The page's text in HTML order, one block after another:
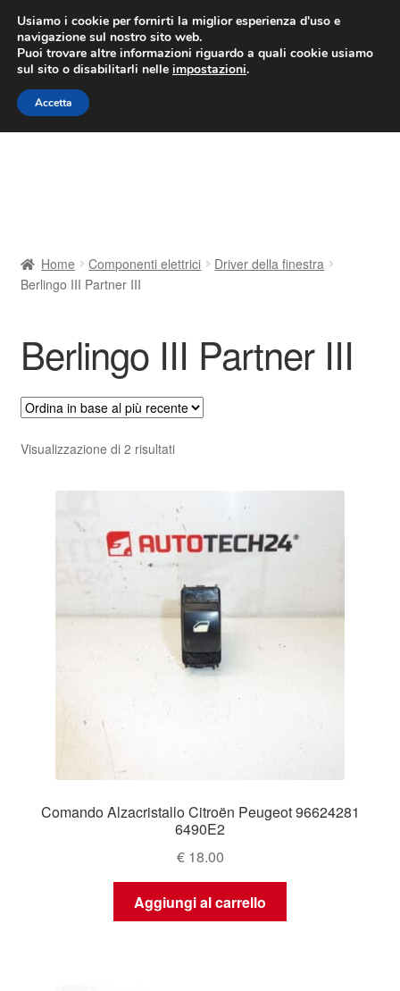
CONSEGNA da 7 EUR
Lun-Ven 9:00 - 16:00/800 580 290
Vai
alla
navigazione
Vai
al
contenuto
Consegna
Procedura di Reclamo
Registratore di cassa
Rimostranza
Spedizione in tutto il mondo
Termini e condizioni
Home Componenti elettrici
Driver della finestra
Berlingo III Partner III
Berlingo III Partner III
Visualizzazione di 2 risultatiOrdina
al
più
recente
Comando Alzacristallo Citroën Peugeot 96624281
6490E2
€18.00
Aggiungi al carrello
Usiamo i cookie per fornirti la miglior esperienza d'uso e
navigazione sul nostro sito web.
Puoi trovare altre informazioni riguardo a quali cookie usiamo
sul sito o disabilitarli nelle impostazioni.
Accetta